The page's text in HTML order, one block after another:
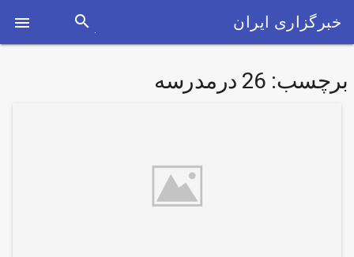
 خبرگزاری ایران search
برچسب: 26 درمدرسه